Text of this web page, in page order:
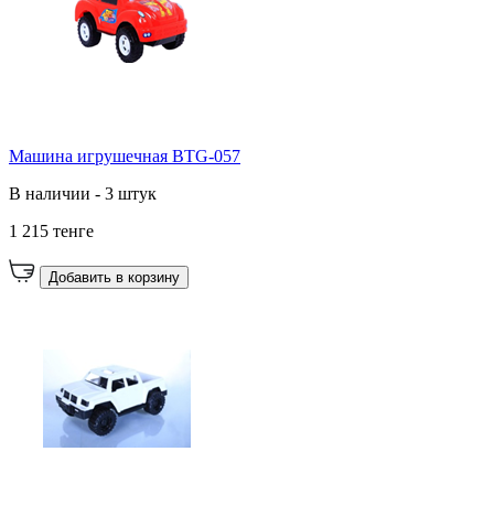
Машина игрушечная BTG-057
В наличии - 3 штук
1 215 тенге
Добавить в корзину